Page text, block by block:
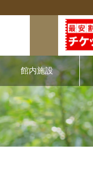
館内施設